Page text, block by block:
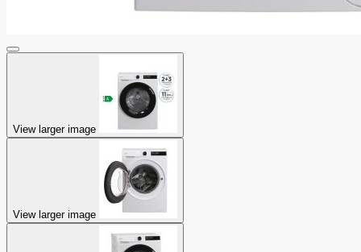
View larger image
View larger image